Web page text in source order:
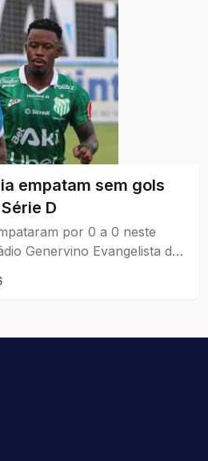
empatam sem gols
D
por 0 a 0 neste
Genervino Evangelista da
Série D.